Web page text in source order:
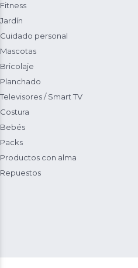
Fitness
Jardín
Cuidado personal
Mascotas
Bricolaje
Planchado
Televisores / Smart TV
Costura
Bebés
Packs
Productos con alma
Repuestos